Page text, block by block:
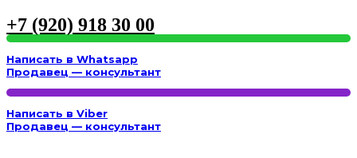
+7 (920) 918 30 00
Написать в Whatsapp
Продавец — консультант
Написать в Viber
Продавец — консультант